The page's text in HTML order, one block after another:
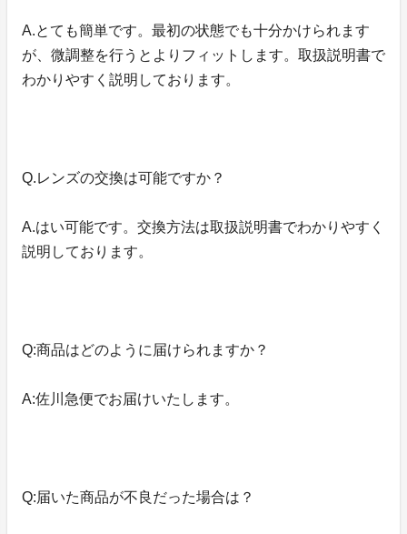
A.とても簡単です。最初の状態でも十分かけられます
が、微調整を行うとよりフィットします。取扱説明書で
わかりやすく説明しております。
Q.レンズの交換は可能ですか？
A.はい可能です。交換方法は取扱説明書でわかりやすく
説明しております。
Q:商品はどのように届けられますか？
A:佐川急便でお届けいたします。
Q:届いた商品が不良だった場合は？